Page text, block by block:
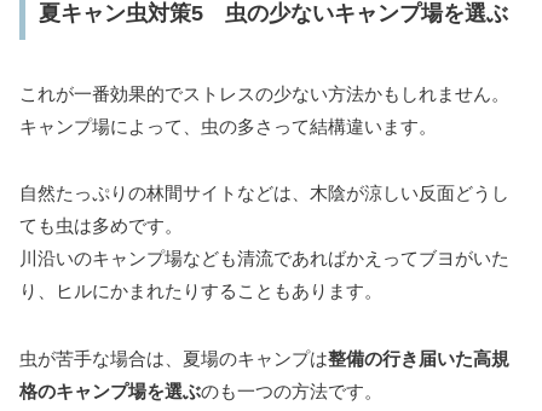
夏キャン虫対策5 虫の少ないキャンプ場を選ぶ
これが一番効果的でストレスの少ない方法かもしれません。
キャンプ場によって、虫の多さって結構違います。
自然たっぷりの林間サイトなどは、木陰が涼しい反面どうし
ても虫は多めです。
川沿いのキャンプ場なども清流であればかえってブヨがいた
り、ヒルにかまれたりすることもあります。
虫が苦手な場合は、夏場のキャンプは整備の行き届いた高規
格のキャンプ場を選ぶのも一つの方法です。